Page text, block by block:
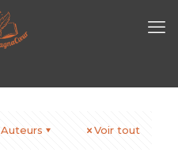
Auteurs Voir tout